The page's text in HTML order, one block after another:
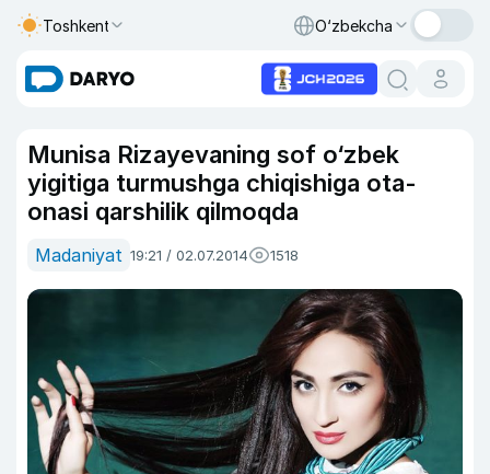
Toshkent O‘zbekcha
Munisa Rizayevaning sof o‘zbek
yigitiga turmushga chiqishiga ota-
onasi qarshilik qilmoqda
Madaniyat 19:21 / 02.07.2014 1518